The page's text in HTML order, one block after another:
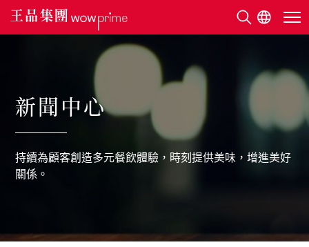
美味地圖
永續發展
新聞中心
持續為顧客創造多元餐飲體驗，時刻提供美味，增進美好
關係。